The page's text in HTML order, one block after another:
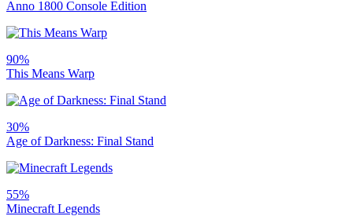
Anno 1800 Console Edition
90%
This Means Warp
30%
Age of Darkness: Final Stand
55%
Minecraft Legends